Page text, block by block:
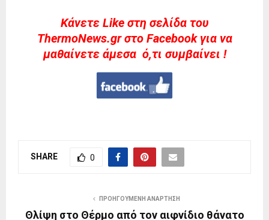
Kάνετε Like στη σελίδα του
ThermoNews.gr στο Facebook για να
μαθαίνετε άμεσα ό,τι συμβαίνει !
SHARE 0
ΠΡΟΗΓΟΎΜΕΝΗ ΑΝΆΡΤΗΣΗ
Θλίψη στο Θέρμο από τον αιφνίδιο θάνατο